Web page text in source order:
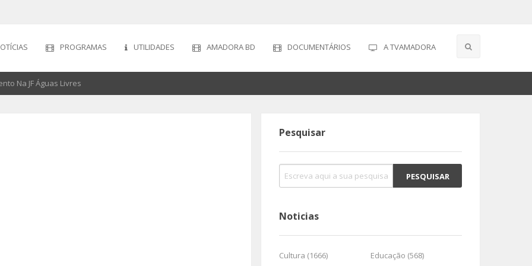
PROGRAMAS UTILIDADES AMADORA BD DOCUMENTÁRIOS A TVAMADORA
Na JF Águas Livres
Pesquisar
Noticias
Cultura (1666)
Educação (568)